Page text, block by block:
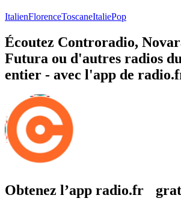
ItalienFlorenceToscaneItaliePop
Écoutez Controradio,
Futura ou d'autres radios
entier - avec l'app de
Obtenez l’app radio.fr